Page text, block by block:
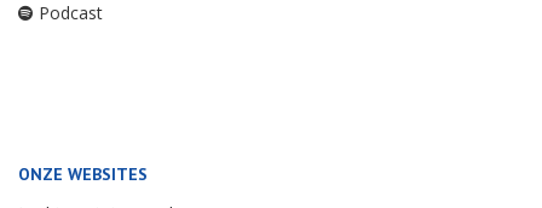
Podcast
ONZE WEBSITES